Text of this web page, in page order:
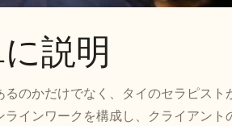
説明
のかだけでなく、タイのセラピスト
インワークを構成し、クライアント